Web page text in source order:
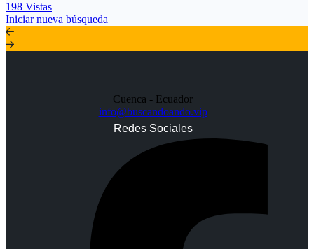
198 Vistas
Iniciar nueva búsqueda
Cuenca - Ecuador
info@buscandoando.vip
Redes Sociales